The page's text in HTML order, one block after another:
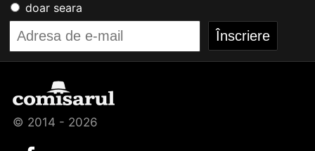
doar seara
© 2014 - 2026